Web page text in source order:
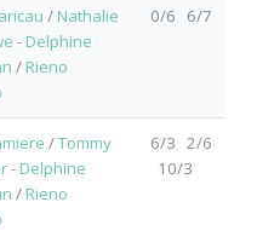
/ Nathalie
- Delphine
/ Rieno
0/6 6/7
/Tommy
- Delphine
/ Rieno
6/3 2/6
10/3